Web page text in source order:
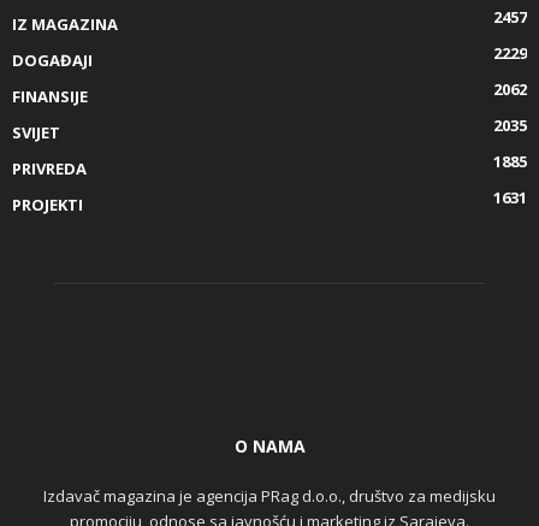
IZ MAGAZINA
2457
DOGAĐAJI
2229
FINANSIJE
2062
SVIJET
2035
PRIVREDA
1885
PROJEKTI
1631
O NAMA
Izdavač magazina je agencija PRag d.o.o., društvo za medijsku
promociju, odnose sa javnošću i marketing iz Sarajeva.